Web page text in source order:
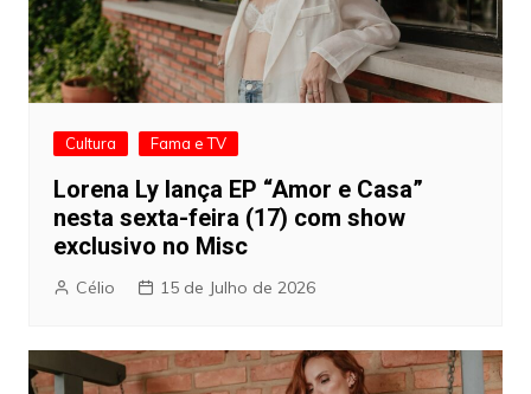
Cultura Fama e TV
Lorena Ly lança EP “Amor e Casa”
nesta sexta-feira (17) com show
exclusivo no Misc
Célio 15 de Julho de 2026